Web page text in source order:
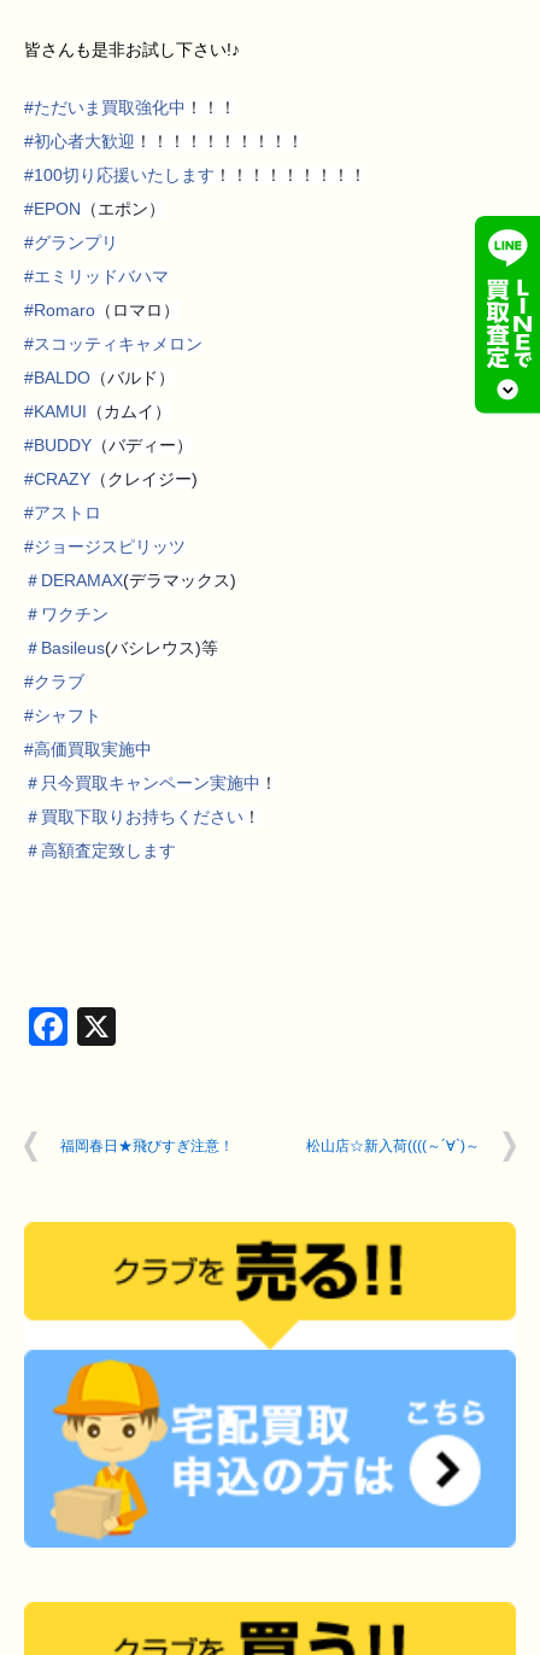
皆さんも是非お試し下さい!♪
#ただいま買取強化中 ！！！
#初心者大歓迎 ！！！！！！！！！！
#100切り応援いたします ！！！！！！！！！
#EPON （エポン）
#グランプリ
#エミリッドバハマ
#Romaro （ロマロ）
#スコッティキャメロン
#BALDO （バルド）
#KAMUI （カムイ）
#BUDDY （バディー）
#CRAZY （クレイジー)
#アストロ
#ジョージスピリッツ
＃ DERAMAX(デラマックス)
＃ ワクチン
＃ Basileus(バシレウス)等
#クラブ
#シャフト
#高価買取実施中
＃ 只今買取キャンペーン実施中 ！
＃ 買取下取りお持ちください ！
＃高額査定致します
Facebook
福岡春日★飛びすぎ注意！ 松山店☆新入荷((((～´∀`)～